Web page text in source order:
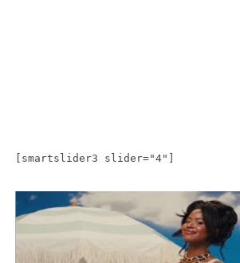
[smartslider3 slider="4"]